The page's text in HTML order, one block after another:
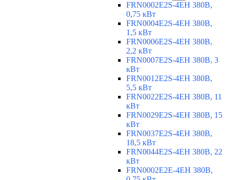
FRN0002E2S-4EH 380В,
0,75 кВт
FRN0004E2S-4EH 380В,
1,5 кВт
FRN0006E2S-4EH 380В,
2,2 кВт
FRN0007E2S-4EH 380В, 3
кВт
FRN0012E2S-4EH 380В,
5,5 кВт
FRN0022E2S-4EH 380В, 11
кВт
FRN0029E2S-4EH 380В, 15
кВт
FRN0037E2S-4EH 380В,
18,5 кВт
FRN0044E2S-4EH 380В, 22
кВт
FRN0002E2E-4EH 380В,